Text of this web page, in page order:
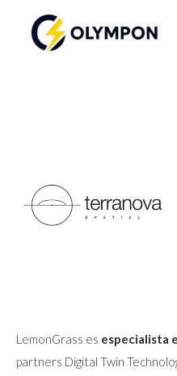
LemonGrass es especialista
partners Digital Twin